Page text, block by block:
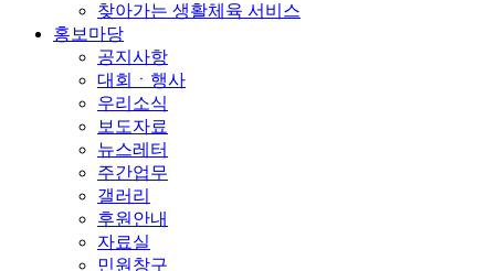
찾아가는 생활체육 서비스
홍보마당
공지사항
대회ㆍ행사
우리소식
보도자료
뉴스레터
주간업무
갤러리
후원안내
자료실
민원창구